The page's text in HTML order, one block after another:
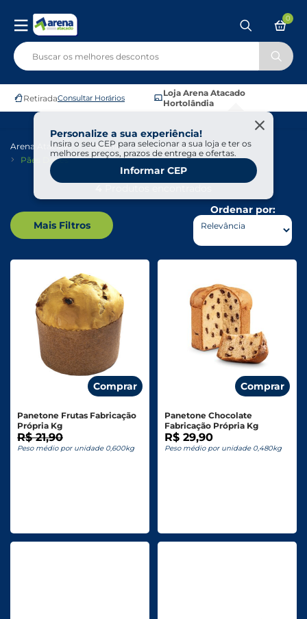
RetiradaConsultar Horários
Loja Arena Atacado
Hortolândia
Personalize a sua experiência!
Insira o seu CEP para selecionar a sua loja e ter os
melhores preços, prazos de entrega e ofertas.
Informar CEP
0
Arena Atacado Padaria
Pães De Forma E Torradas
Pães Doces
Mais Filtros
Ordenar por:
Comprar
Panetone Frutas Fabricação
Própria Kg
R$ 21,90
Peso médio por unidade 0,600kg
Comprar
Panetone Chocolate
Fabricação Própria Kg
R$ 29,90
Peso médio por unidade 0,480kg